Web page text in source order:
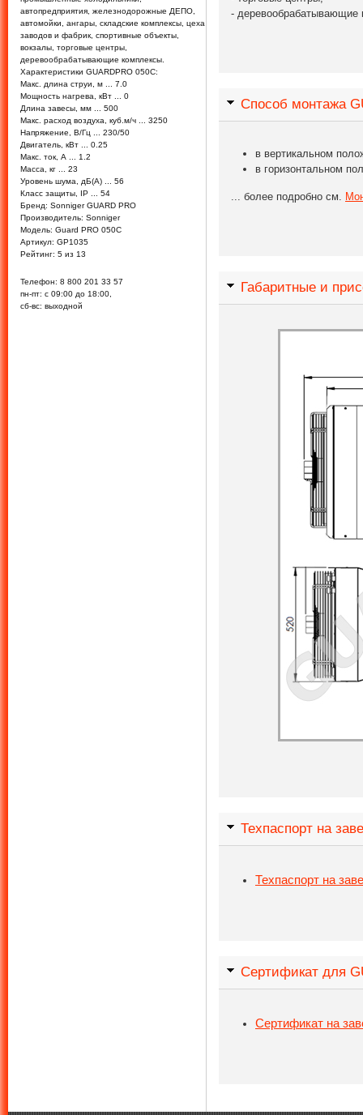
- деревообрабатывающие
Способ монтажа
в вертикальном
в горизонтальном
... более подробно см.
Габаритные и
Техпаспорт на
Техпаспорт на
Сертификат для
Сертификат на
автопредприятия, железнодорожные ДЕПО,
автомойки, ангары, складские комплексы, цеха
заводов и фабрик, спортивные объекты,
вокзалы, торговые центры,
деревообрабатывающие комплексы.
Характеристики GUARDPRO 050C:
Макс. длина струи, м ... 7.0
Мощность нагрева, кВт ... 0
Длина завесы, мм ... 500
Макс. расход воздуха, куб.м/ч ... 3250
Напряжение, В/Гц ... 230/50
Двигатель, кВт ... 0.25
Макс. ток, А ... 1.2
Масса, кг ... 23
Уровень шума, дБ(А) ... 56
Класс защиты, IP ... 54
Бренд: Sonniger GUARD PRO
Производитель: Sonniger
Модель: Guard PRO 050C
Артикул: GP1035
Рейтинг: 5 из 13
Телефон: 8 800 201 33 57
пн-пт: с 09:00 до 18:00,
сб-вс: выходной